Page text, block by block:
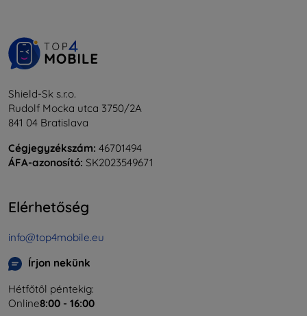
Shield-Sk s.r.o.
Rudolf Mocka utca 3750/2A
841 04 Bratislava
Cégjegyzékszám: 46701494
ÁFA-azonosító: SK2023549671
Elérhetőség
info@top4mobile.eu
Írjon nekünk
Hétfőtől péntekig:
Online8:00 - 16:00